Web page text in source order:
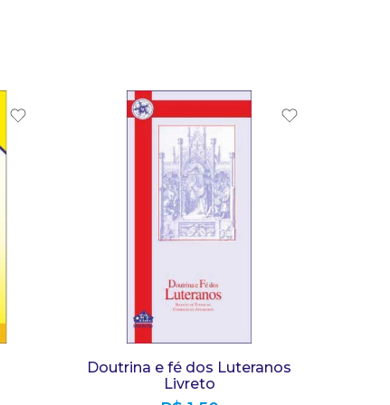
Doutrina e fé dos Luteranos
Livreto